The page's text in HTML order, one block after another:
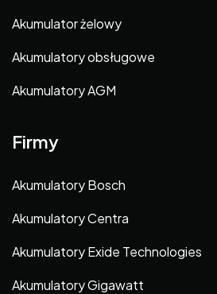
Akumulator żelowy
Akumulatory obsługowe
Akumulatory AGM
Firmy
Akumulatory Bosch
Akumulatory Centra
Akumulatory Exide Technologies
Akumulatory Gigawatt